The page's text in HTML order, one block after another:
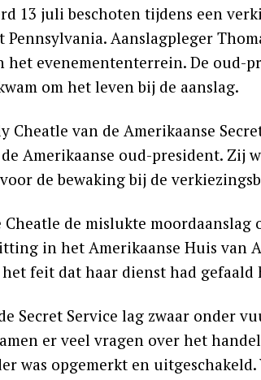
13 juli beschoten tijdens een
Pennsylvania. Aanslagpleger
het evenemententerrein. De oud-
om het leven bij de aanslag.
Cheatle van de Amerikaanse
Amerikaanse oud-president. Zij
de bewaking bij de
Cheatle de mislukte
in het Amerikaanse Huis van
feit dat haar dienst had gefaald
Secret Service lag zwaar onder
er veel vragen over het
was opgemerkt en